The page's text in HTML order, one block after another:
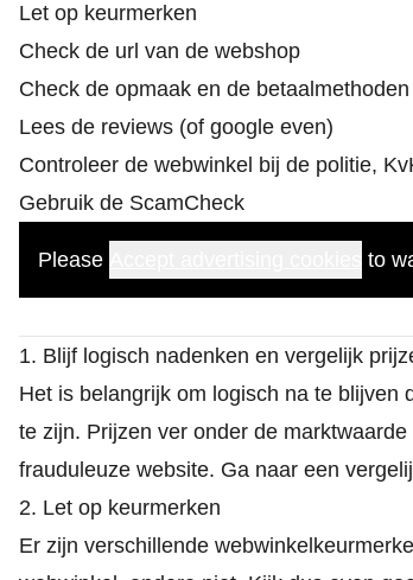
Let op keurmerken
Check de url van de webshop
Check de opmaak en de betaalmethoden
Lees de reviews (of google even)
Controleer de webwinkel bij de politie,
Gebruik de ScamCheck
Please to
1. Blijf logisch nadenken en vergelijk
Het is belangrijk om logisch na te blijven
te zijn. Prijzen ver onder de
frauduleuze website. Ga naar een
2. Let op keurmerken
Er zijn verschillende